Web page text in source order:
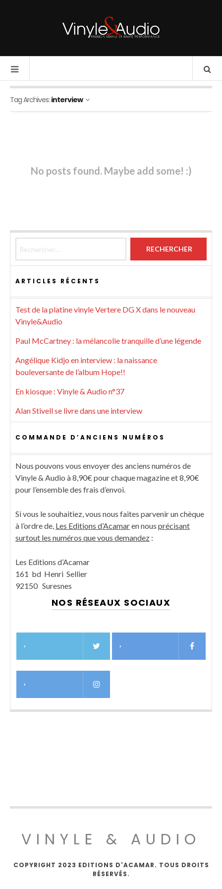
Tag Archives: interview
No posts found. Maybe add some! :)
ARTICLES RÉCENTS
Test de la platine vinyle Vertere DG X dans le nouveau
Vinyle&Audio
Paul McCartney : la mélancolie tranquille d’une légende
Angélique Kidjo en interview : la naissance
bouleversante de l’album Hope!!
En kiosque : Vinyle & Audio n°37
Alan Stivell se livre dans une interview
COMMANDE D’ANCIENS NUMÉROS
Nous pouvons vous envoyer des anciens numéros de
Vinyle & Audio à 8,90€ pour chaque magazine et 8,90€
pour l’ensemble des frais d’envoi.
Si vous le souhaitiez, vous nous faites parvenir un chèque
à l’ordre de, Les Editions d’Acamaren nous précisant
surtout les numéros que vous demandez :
Les Editions d’Acamar
161 bd Henri Sellier
92150 Suresnes
NOS RÉSEAUX SOCIAUX
› ›
›
VINYLE & AUDIO
COPYRIGHT 2023 EDITIONS D'ACAMAR. TOUS DROITS
RÉSERVÉS.